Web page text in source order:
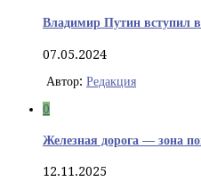
Владимир Путин вступил
07.05.2024
Автор: Редакция
0
Железная дорога — зона
12.11.2025